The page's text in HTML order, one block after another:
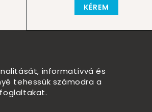
KÉREM
informatívvá és
tehessük számodra a
foglaltakat.